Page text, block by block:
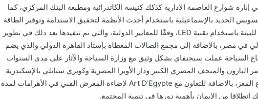
شوارع العاصمة الإدارية كذكك كنيسة الكاتدرائية ومطبعة البنك المركزي، كما
الجديد بالإسماعيلية باستخدام أحدث الأنظمة لتحقيق الاستدامة وتوفير الطاقة
بوحدات الإضاءة الصديقة للبيئة باستخدام تقنية LED، وفقًا للمعايير الدولية، والتي تم تنفيذها بعد ذلك في تطوير
في مصر، بالإضافة إلى مجمع الصالات المغطاة بإستاد القاهرة الدولي والذي يضم
السياحة عملت سيجنفاي بشكل وثيق مع وزارة السياحة والآثار على مدى السنوات
والمتحف المصري الكبير ودار الأوبرا المصرية وكوبري ستانلي بالإسكندرية
وكوبري قصر النيل وشارع المعز، بالاضافة للتعاون مع Art D’Egypte لإضاءة المعرض الفني في الأهرامات لمدة